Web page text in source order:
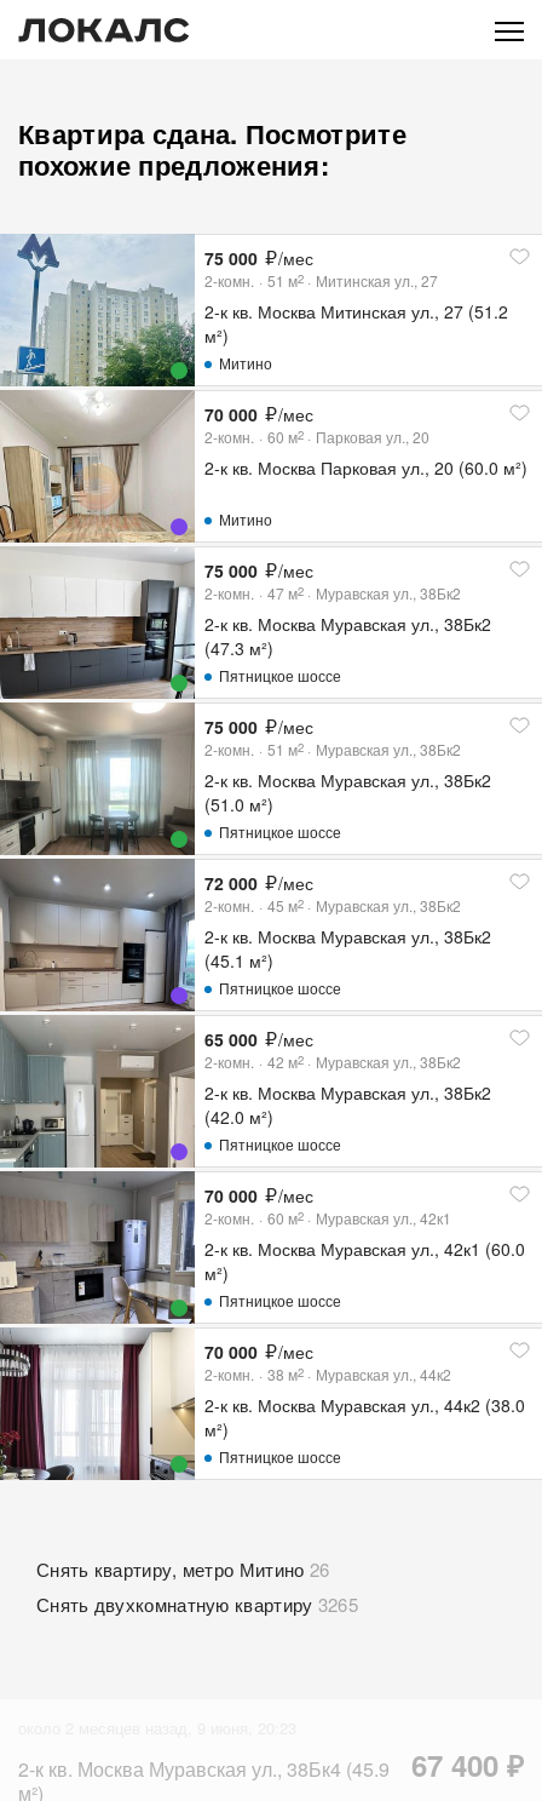
Квартира сдана. Посмотрите
похожие предложения:
75 000 /мес
2-комн. 51 м2 Митинская ул., 27
2-к кв. Москва Митинская ул., 27 (51.2
м²)
Митино
70 000 /мес
2-комн. 60 м2 Парковая ул., 20
2-к кв. Москва Парковая ул., 20 (60.0 м²)
Митино
75 000 /мес
2-комн. 47 м2 Муравская ул., 38Бк2
2-к кв. Москва Муравская ул., 38Бк2
(47.3 м²)
Пятницкое шоссе
75 000 /мес
2-комн. 51 м2 Муравская ул., 38Бк2
2-к кв. Москва Муравская ул., 38Бк2
(51.0 м²)
Пятницкое шоссе
72 000 /мес
2-комн. 45 м2 Муравская ул., 38Бк2
2-к кв. Москва Муравская ул., 38Бк2
(45.1 м²)
Пятницкое шоссе
65 000 /мес
2-комн. 42 м2 Муравская ул., 38Бк2
2-к кв. Москва Муравская ул., 38Бк2
(42.0 м²)
Пятницкое шоссе
70 000 /мес
2-комн. 60 м2 Муравская ул., 42к1
2-к кв. Москва Муравская ул., 42к1 (60.0
м²)
Пятницкое шоссе
70 000 /мес
2-комн. 38 м2 Муравская ул., 44к2
2-к кв. Москва Муравская ул., 44к2 (38.0
м²)
Пятницкое шоссе
Снять квартиру, метро Митино 26
Снять двухкомнатную квартиру 3265
2-к кв. Москва Муравская ул., 38Бк4 (45.9
м²)
67 400 ₽